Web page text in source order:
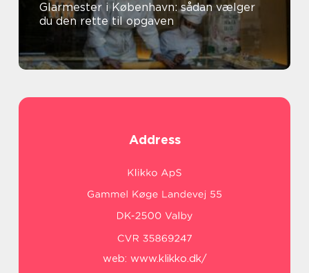
Glarmester i København: sådan vælger
du den rette til opgaven
Address
web: www.klikko.dk/